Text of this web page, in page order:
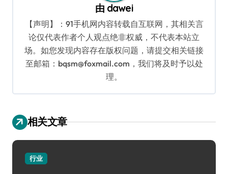
由 dawei
【声明】：91手机网内容转载自互联网，其相关言
论仅代表作者个人观点绝非权威，不代表本站立
场。如您发现内容存在版权问题，请提交相关链接
至邮箱：bqsm@foxmail.com，我们将及时予以处
理。
相关文章
行业